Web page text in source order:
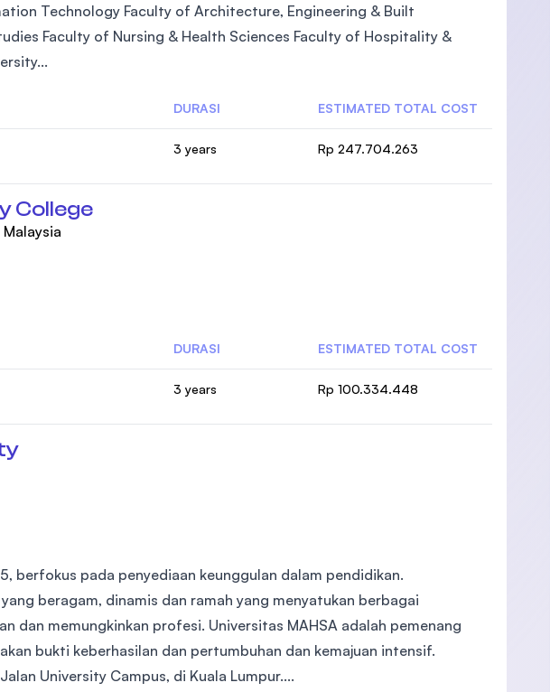
Technology Faculty of Architecture, Engineering & Built
Faculty of Nursing & Health Sciences Faculty of Hospitality &
DURASI ESTIMATED TOTAL COST
3 years Rp 247.704.263
College
DURASI ESTIMATED TOTAL COST
3 years Rp 100.334.448
berfokus pada penyediaan keunggulan dalam pendidikan.
beragam, dinamis dan ramah yang menyatukan berbagai
dan memungkinkan profesi. Universitas MAHSA adalah pemenang
bukti keberhasilan dan pertumbuhan dan kemajuan intensif.
University Campus, di Kuala Lumpur....